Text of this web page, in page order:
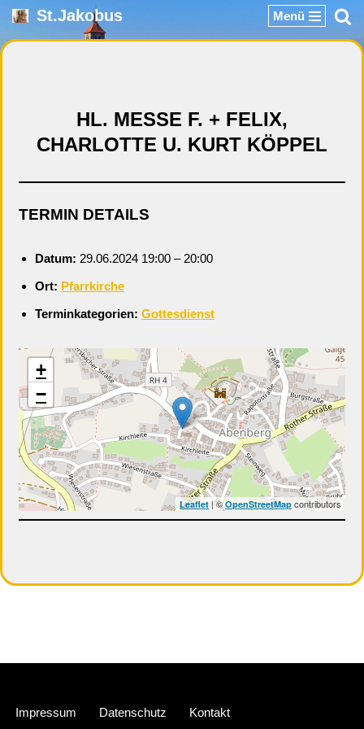
Zum
St.Jakobus Menü
HL. MESSE F. + FELIX,
CHARLOTTE U. KURT KÖPPEL
TERMIN DETAILS
Datum: 29.06.2024 19:00 – 20:00
Ort: Pfarrkirche
Terminkategorien: Gottesdienst
+
−
Leaflet| © OpenStreetMapcontributors
Impressum Datenschutz Kontakt